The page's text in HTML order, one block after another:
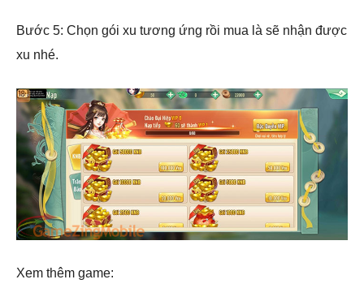
Bước 5: Chọn gói xu tương ứng rồi mua là sẽ nhận được
xu nhé.
Xem thêm game: